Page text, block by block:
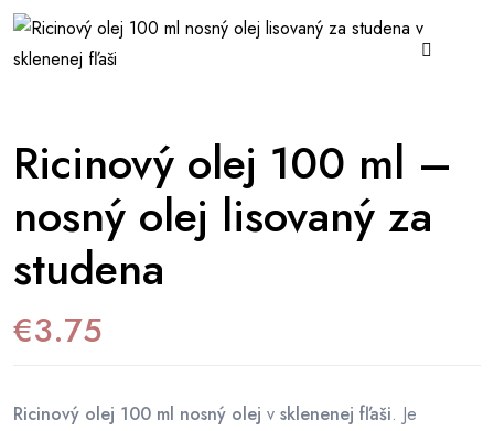
Ricinový olej 100 ml –
nosný olej lisovaný za
studena
€3.75
Ricinový olej 100 ml nosný olej v sklenenej fľaši. Je